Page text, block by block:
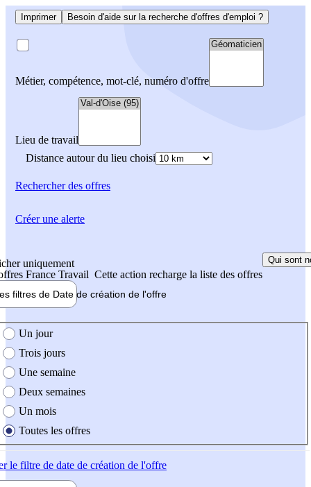
Imprimer Besoin d'aide sur la recherche d'offres d'emploi ?
Métier, compétence, mot-clé, numéro d'offre
Lieu de travail
Distance autour du lieu choisi
Rechercherdes offres
uniquement
France Travail Cette action recharge la liste des offres
Qui sont
filtres de Date de création de l'offre
création de l'offre
Un jour
Trois jours
Une semaine
Deux semaines
Un mois
Toutes les offres
le filtre de date de création de l'offre
Créer une alerte